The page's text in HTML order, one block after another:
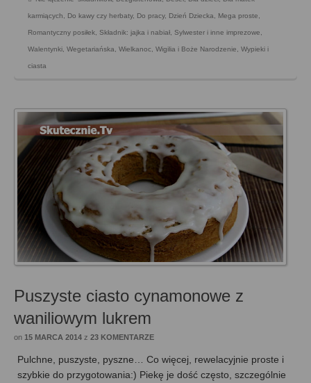
karmiących, Do kawy czy herbaty, Do pracy, Dzień Dziecka, Mega proste,
Romantyczny posiłek, Składnik: jajka i nabiał, Sylwester i inne imprezowe,
Walentynki, Wegetariańska, Wielkanoc, Wigilia i Boże Narodzenie, Wypieki i
ciasta
Puszyste ciasto cynamonowe z
waniliowym lukrem
on 15 MARCA 2014 z 23 KOMENTARZE
Pulchne, puszyste, pyszne… Co więcej, rewelacyjnie proste i
szybkie do przygotowania:) Piekę je dość często, szczególnie